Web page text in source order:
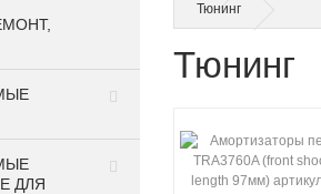
ДЛЯ
Тюнинг
Тюнинг